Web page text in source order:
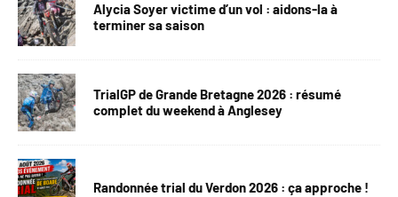
Alycia Soyer victime d’un vol : aidons-la à
terminer sa saison
TrialGP de Grande Bretagne 2026 : résumé
complet du weekend à Anglesey
Randonnée trial du Verdon 2026 : ça approche !